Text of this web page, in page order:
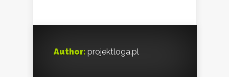
Author: projektloga.pl